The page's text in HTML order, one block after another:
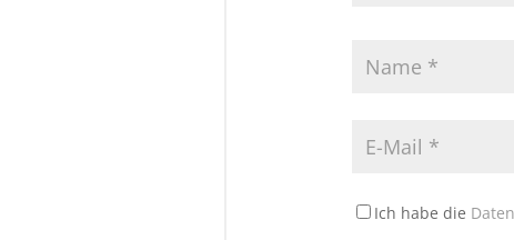
Ich habe die